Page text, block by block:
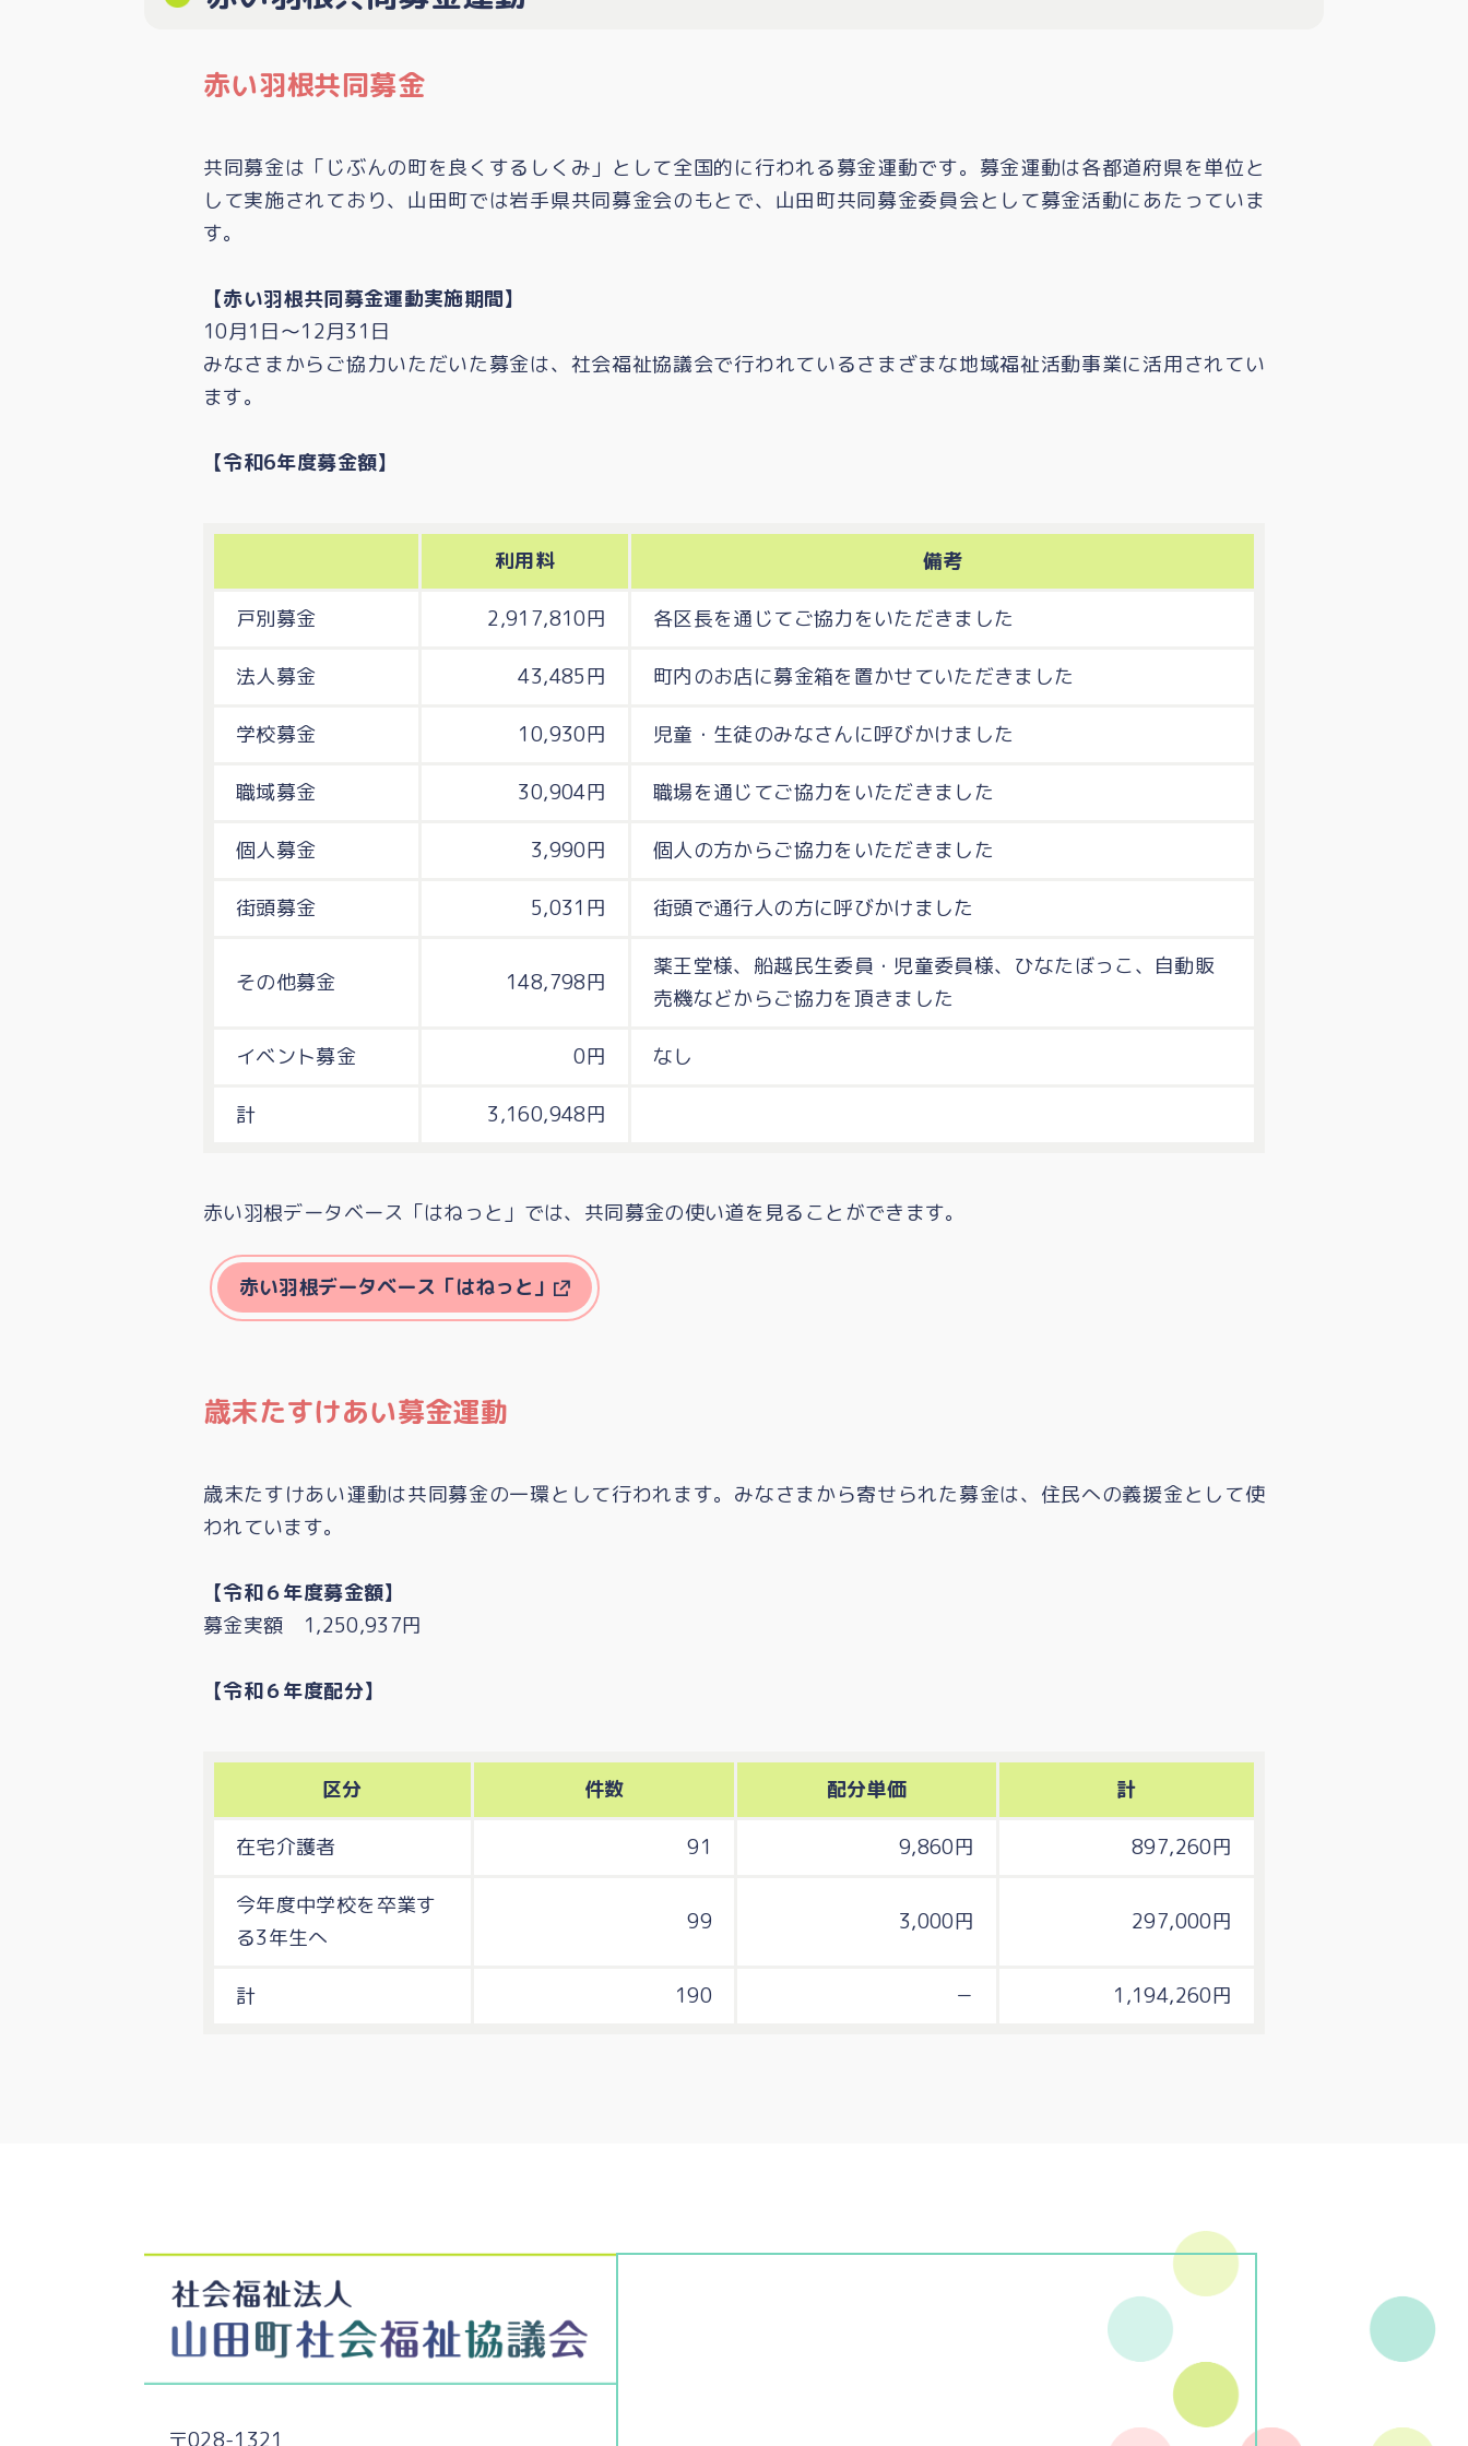
赤い羽根共同募金
共同募金は「じぶんの町を良くするしくみ」として全国的に行われる募金運動です。募金運動は各都道府県を単位と
して実施されており、山田町では岩手県共同募金会のもとで、山田町共同募金委員会として募金活動にあたっていま
す。
【赤い羽根共同募金運動実施期間】
10月1日～12月31日
みなさまからご協力いただいた募金は、社会福祉協議会で行われているさまざまな地域福祉活動事業に活用されてい
ます。
【令和6年度募金額】
利用料 備考
戸別募金 2,917,810円 各区長を通じてご協力をいただきました
法人募金 43,485円 町内のお店に募金箱を置かせていただきました
学校募金 10,930円 児童・生徒のみなさんに呼びかけました
職域募金 30,904円 職場を通じてご協力をいただきました
個人募金 3,990円 個人の方からご協力をいただきました
街頭募金 5,031円 街頭で通行人の方に呼びかけました
その他募金 148,798円
薬王堂様、船越民生委員・児童委員様、ひなたぼっこ、自動販
売機などからご協力を頂きました
イベント募金 0円 なし
計 3,160,948円
赤い羽根データベース「はねっと」では、共同募金の使い道を見ることができます。
赤い羽根データベース「はねっと」
歳末たすけあい募金運動
歳末たすけあい運動は共同募金の一環として行われます。みなさまから寄せられた募金は、住民への義援金として使
われています。
【令和６年度募金額】
募金実額 1,250,937円
【令和６年度配分】
区分 件数 配分単価 計
在宅介護者 91 9,860円 897,260円
今年度中学校を卒業す
る3年生へ
99 3,000円 297,000円
計 190 － 1,194,260円
〒028-1321